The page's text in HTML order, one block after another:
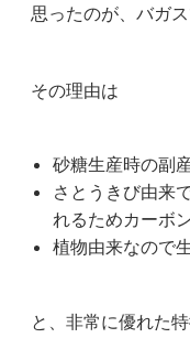
思ったのが、バガス
その理由は
砂糖生産時の副
さとうきび由来
れるためカーボ
植物由来なので
と、非常に優れた